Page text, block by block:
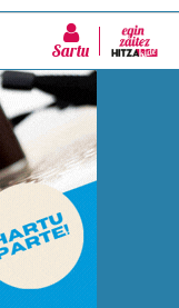
Sartu